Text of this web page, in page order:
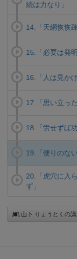
続は力なり」
14.「天網恢恢
15.「必要は発明
16.「人は見か
17.「思い立っ
18.「労せずば功
19.「便りのな
20.「虎穴に入
ず」
山下 りょうとくの